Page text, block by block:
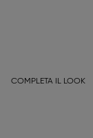
COMPLETA IL LOOK